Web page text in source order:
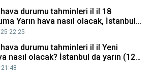
durumu tahminleri il il 18
Yarın hava nasıl olacak, İstanbul
mı? Meteoroloji den 11 ile
22:25
durumu tahminleri il il Yeni
nasıl olacak? İstanbul da yarın (12
yağacak mı? Meteoroloji tarih
21:48